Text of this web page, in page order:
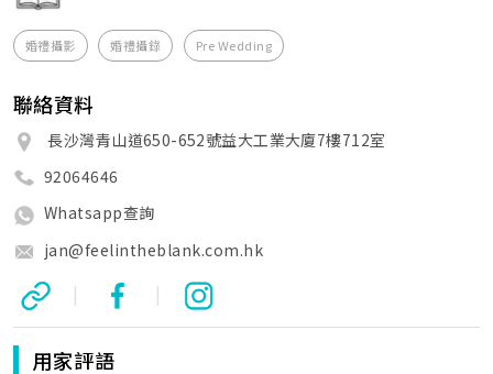
婚禮攝影 婚禮攝錄 Pre Wedding
聯絡資料
長沙灣青山道650-652號益大工業大廈7樓712室
92064646
Whatsapp查詢
jan@feelintheblank.com.hk
| |
用家評語